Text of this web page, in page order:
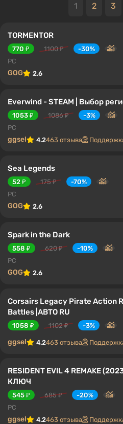
1 2 3
TORMENTOR
770 ₽ 1100 ₽
-30%
PC
GOG 2.6
Everwind - STEAM | Выбор
1053 ₽ 1086 ₽
-3%
PC
ggsel 4.2463 отзыва
Sea Legends
52 ₽ 175 ₽
-70%
PC
GOG 2.6
Spark in the Dark
558 ₽ 620 ₽
-10%
PC
GOG 2.6
Corsairs Legacy Pirate Action
Battles |АВТО RU
1058 ₽ 1102 ₽ -3%
ggsel 4.2463 отзыва
RESIDENT EVIL 4 REMAKE
КЛЮЧ
545 ₽ 685 ₽
-20%
PC
ggsel 4.2463 отзыва